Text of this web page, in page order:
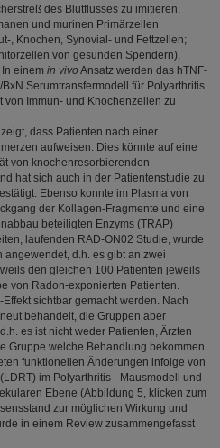
des Blutflusses zu imitieren.
und murinen Primärzellen
, Knochen, Synovial- und Fettzellen;
von gesunden Spendern),
einem in vivoAnsatz werden das hTNF-
Serumtransfermodell für Polyarthritis
von Immun- und Knochenzellen zu
dass Patienten nach einer
aufweisen. Dies könnte auf eine
von knochenresorbierenden
hat sich auch in der Patientenstudie zu
Ebenso konnte im Plasma von
der Kollagen-Fragmente und eine
beteiligten Enzyms (TRAP)
laufenden RAD-ON02 Studie, wurde
d.h. es gibt an zwei
den gleichen 100 Patienten jeweils
von Radon-exponierten Patienten.
sichtbar gemacht werden. Nach
behandelt, die Gruppen aber
es ist nicht weder Patienten, Ärzten
Gruppe welche Behandlung bekommen
funktionellen Änderungen infolge von
im Polyarthritis - Mausmodell und
Ebene (Abbildung 5, klicken zum
zur möglichen Wirkung und
in einem Review zusammengefasst